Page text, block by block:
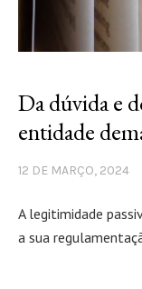
Da dúvida e
entidade
12 DE MARÇO, 2024
A legitimidade
a sua